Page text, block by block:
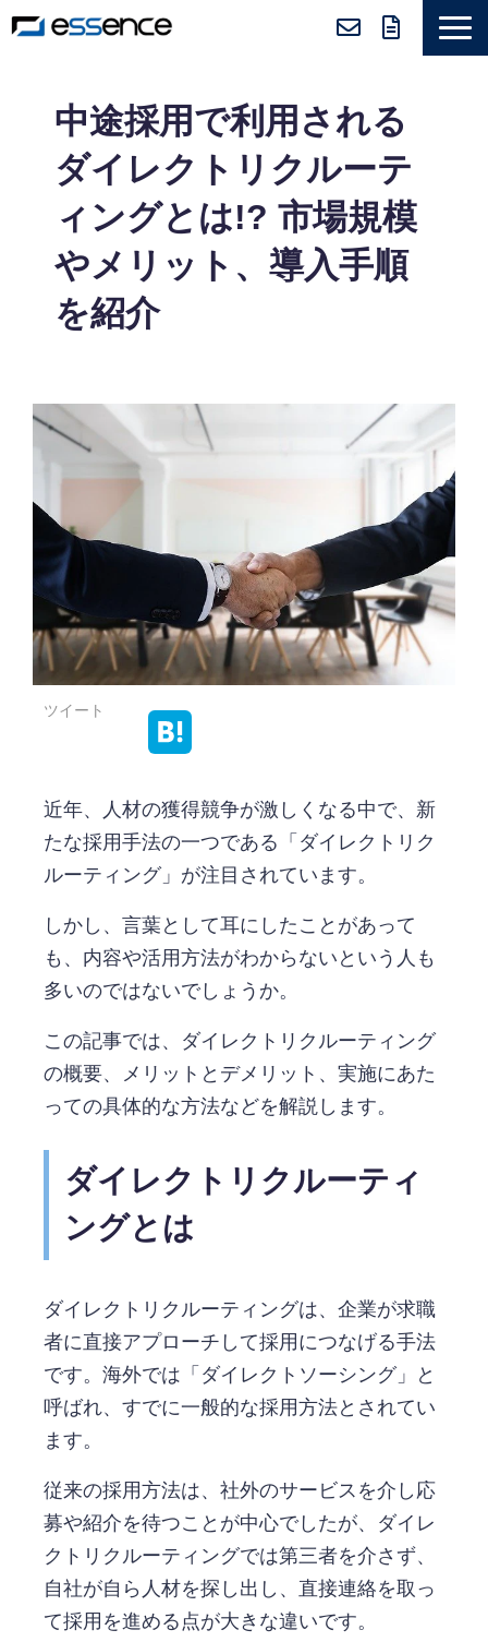
サービス紹介
会社紹介
導入事例
採用情報
中途採用で利用される
ダイレクトリクルーテ
ィングとは!? 市場規模
やメリット、導入手順
を紹介
ツイート
近年、人材の獲得競争が激しくなる中で、新
たな採用手法の一つである「ダイレクトリク
ルーティング」が注目されています。
しかし、言葉として耳にしたことがあって
も、内容や活用方法がわからないという人も
多いのではないでしょうか。
この記事では、ダイレクトリクルーティング
の概要、メリットとデメリット、実施にあた
っての具体的な方法などを解説します。
ダイレクトリクルーティ
ングとは
ダイレクトリクルーティングは、企業が求職
者に直接アプローチして採用につなげる手法
です。海外では「ダイレクトソーシング」と
呼ばれ、すでに一般的な採用方法とされてい
ます。
従来の採用方法は、社外のサービスを介し応
募や紹介を待つことが中心でしたが、ダイレ
クトリクルーティングでは第三者を介さず、
自社が自ら人材を探し出し、直接連絡を取っ
て採用を進める点が大きな違いです。